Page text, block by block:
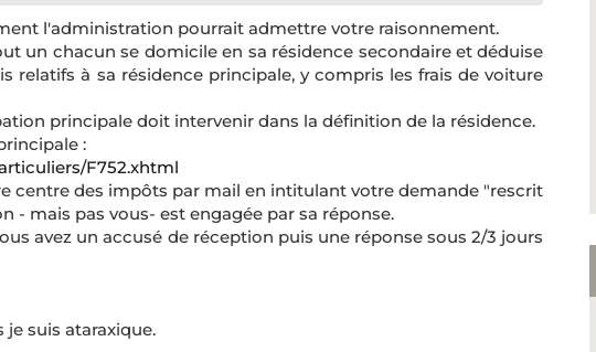
l'administration pourrait admettre votre raisonnement.
un chacun se domicile en sa résidence secondaire et déduise
relatifs à sa résidence principale, y compris les frais de voiture
principale doit intervenir dans la définition de la résidence.
:
F752.xhtml
centre des impôts par mail en intitulant votre demande "rescrit
- mais pas vous- est engagée par sa réponse.
avez un accusé de réception puis une réponse sous 2/3 jours
suis ataraxique.